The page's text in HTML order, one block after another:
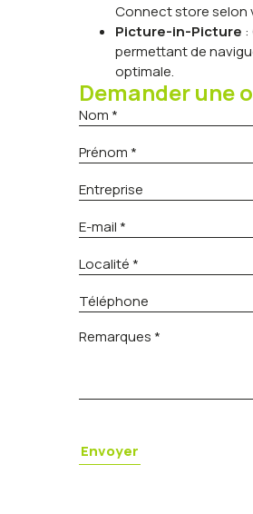
Connect store selon
Picture-in-Picture :
permettant de
optimale.
Demander une